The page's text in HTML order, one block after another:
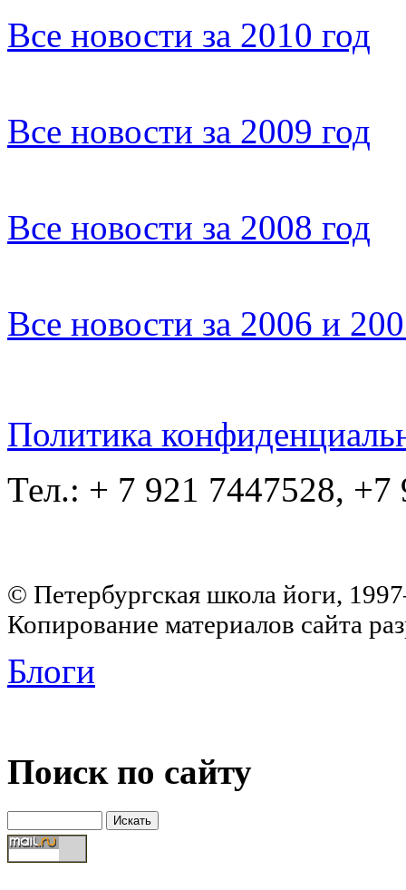
Все новости за 2010 год
Все новости за 2009 год
Все новости за 2008 год
Все новости за 2006 и
Политика
Тел.: + 7 921 7447528, +7
© Петербургская школа йоги,
Копирование материалов сайта
Блоги
Поиск по сайту